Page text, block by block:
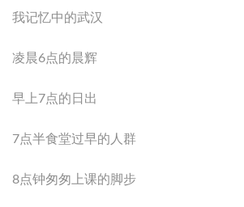
我记忆中的武汉
凌晨6点的晨辉
早上7点的日出
7点半食堂过早的人群
8点钟匆匆上课的脚步